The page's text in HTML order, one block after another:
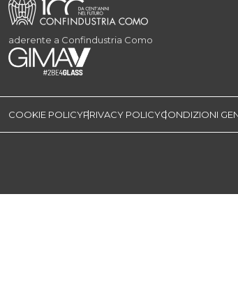
aderente a Confindustria Como
COOKIE POLICYPRIVACY POLICYCONDIZIONI